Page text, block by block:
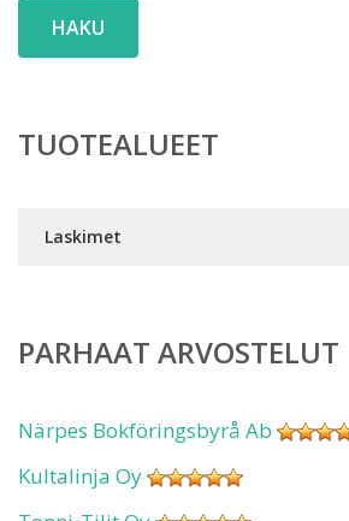
HAKU
TUOTEALUEET
Laskimet
PARHAAT ARVOSTELUT
Närpes Bokföringsbyrå Ab
Kultalinja Oy